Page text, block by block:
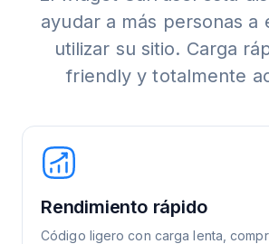
ayudar a más personas a
utilizar su sitio. Carga
friendly y totalmente
Rendimiento rápido
Código ligero con carga lenta,